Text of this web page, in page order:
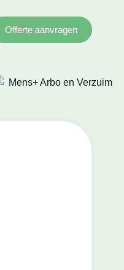
Offerte aanvragen